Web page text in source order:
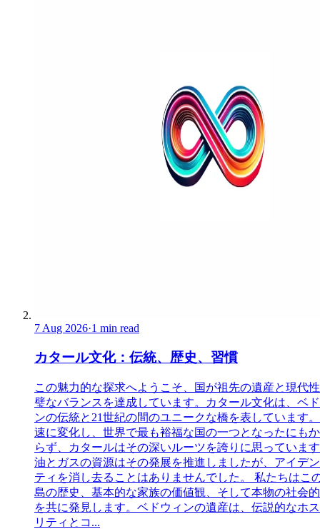
7 Aug 2026·1 min read
カタール文化：伝統、歴史、習慣
この魅力的な探求へようこそ、国が祖先の遺産と現代
璧なバランスを達成しています。カタール文化は、ベ
ンの伝統と21世紀の間のユニークな橋を表しています
速に変化し、世界で最も裕福な国の一つとなったにも
らず、カタールはその深いルーツを誇りに思っていま
油とガスの資源はその発展を推進しましたが、アイデ
ティを消し去ることはありませんでした。 私たちはこ
島の歴史、基本的な家族の価値観、そして本物の社会
を共に発見します。ベドウィンの遺産は、伝説的なホ
リティとコ...